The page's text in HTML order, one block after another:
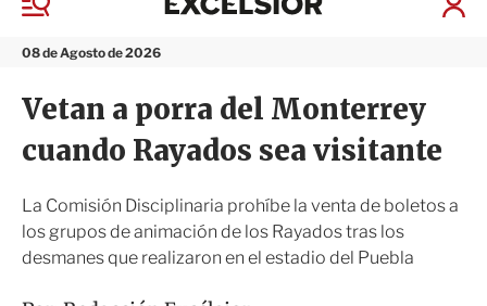
M
n
08 de Agosto de 2026
I
s
i
x
i
r
Vetan a porra del Monterrey
cuando Rayados sea visitante
La Comisión Disciplinaria prohíbe la venta de boletos a
los grupos de animación de los Rayados tras los
desmanes que realizaron en el estadio del Puebla